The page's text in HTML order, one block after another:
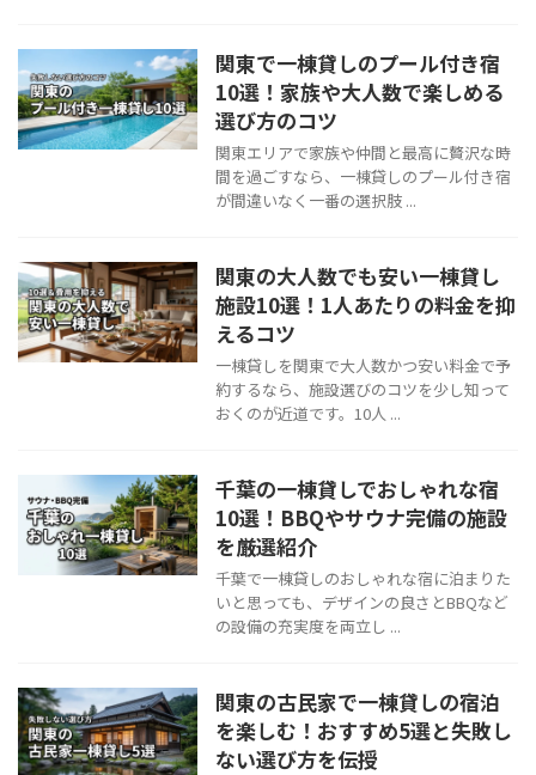
関東で一棟貸しのプール付き宿
10選！家族や大人数で楽しめる
選び方のコツ
関東エリアで家族や仲間と最高に贅沢な時
間を過ごすなら、一棟貸しのプール付き宿
が間違いなく一番の選択肢 ...
関東の大人数でも安い一棟貸し
施設10選！1人あたりの料金を抑
えるコツ
一棟貸しを関東で大人数かつ安い料金で予
約するなら、施設選びのコツを少し知って
おくのが近道です。10人 ...
千葉の一棟貸しでおしゃれな宿
10選！BBQやサウナ完備の施設
を厳選紹介
千葉で一棟貸しのおしゃれな宿に泊まりた
いと思っても、デザインの良さとBBQなど
の設備の充実度を両立し ...
関東の古民家で一棟貸しの宿泊
を楽しむ！おすすめ5選と失敗し
ない選び方を伝授